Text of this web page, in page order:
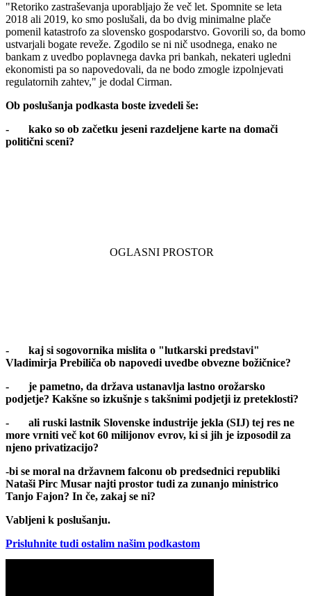
"Retoriko zastraševanja uporabljajo že več let. Spomnite se leta
2018 ali 2019, ko smo poslušali, da bo dvig minimalne plače
pomenil katastrofo za slovensko gospodarstvo. Govorili so, da bomo
ustvarjali bogate reveže. Zgodilo se ni nič usodnega, enako ne
bankam z uvedbo poplavnega davka pri bankah, nekateri ugledni
ekonomisti pa so napovedovali, da ne bodo zmogle izpolnjevati
regulatornih zahtev," je dodal Cirman.
Ob poslušanja podkasta boste izvedeli še:
- kako so ob začetku jeseni razdeljene karte na domači
politični sceni?
- kaj si sogovornika mislita o "lutkarski predstavi"
Vladimirja Prebiliča ob napovedi uvedbe obvezne božičnice?
- je pametno, da država ustanavlja lastno orožarsko
podjetje? Kakšne so izkušnje s takšnimi podjetji iz preteklosti?
- ali ruski lastnik Slovenske industrije jekla (SIJ) tej res ne
more vrniti več kot 60 milijonov evrov, ki si jih je izposodil za
njeno privatizacijo?
-bi se moral na državnem falconu ob predsednici republiki
Nataši Pirc Musar najti prostor tudi za zunanjo ministrico
Tanjo Fajon? In če, zakaj se ni?
Vabljeni k poslušanju.
Prisluhnite tudi ostalim našim podkastom